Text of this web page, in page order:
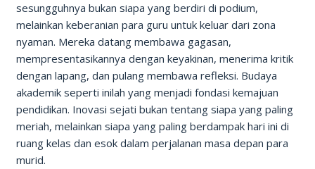
sesungguhnya bukan siapa yang berdiri di podium,
melainkan keberanian para guru untuk keluar dari zona
nyaman. Mereka datang membawa gagasan,
mempresentasikannya dengan keyakinan, menerima kritik
dengan lapang, dan pulang membawa refleksi. Budaya
akademik seperti inilah yang menjadi fondasi kemajuan
pendidikan. Inovasi sejati bukan tentang siapa yang paling
meriah, melainkan siapa yang paling berdampak hari ini di
ruang kelas dan esok dalam perjalanan masa depan para
murid.